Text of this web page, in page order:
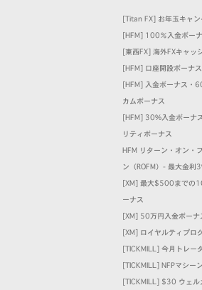
[Titan FX] お年玉キャン
[HFM] 100％入金ボー
[東西FX] 海外FXキャッ
[HFM] 口座開設ボーナ
[HFM] 入金ボーナス・
カムボーナス
[HFM] 30%入金ボーナ
リティボーナス
HFM リターン・オン・
ン（ROFM）- 最大金利
[XM] 最大$500までの
ーナス
[XM] 50万円入金ボーナ
[XM] ロイヤルティプロ
[TICKMILL] 今月トレー
[TICKMILL] NFPマシーン
[TICKMILL] $30 ウェル